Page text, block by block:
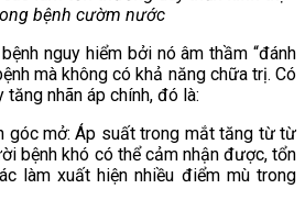
bệnh cườm nước
nguy hiểm bởi nó âm thầm “đánh
mà không có khả năng chữa trị. Có
nhãn áp chính, đó là:
góc mở: Áp suất trong mắt tăng từ từ
bệnh khó có thể cảm nhận được, tổn
làm xuất hiện nhiều điểm mù trong